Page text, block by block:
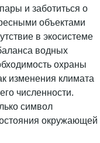
и заботиться о
объектами
в экосистеме
водных
охраны
изменения климата
численности.
символ
окружающей